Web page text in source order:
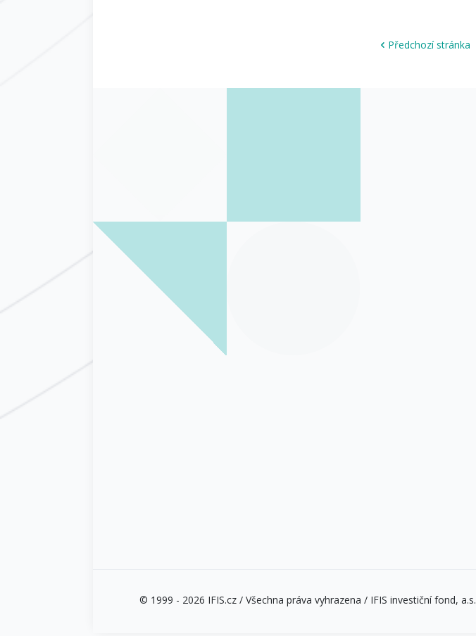
Předchozí stránka
© 1999 - 2026 IFIS.cz / Všechna práva vyhrazena / IFIS investiční fond, a.s.